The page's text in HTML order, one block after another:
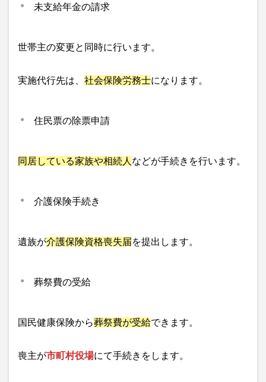
未支給年金の請求
世帯主の変更と同時に行います。
実施代行先は、 社会保険労務士になります。
住民票の除票申請
同居している家族や相続人 などが手続きを行います。
介護保険手続き
遺族が介護保険資格喪失届を提出します。
葬祭費の受給
国民健康保険から葬祭費が受給できます。
喪主が市町村役場にて手続きをします。